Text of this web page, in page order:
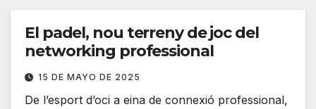
El padel, nou terreny de joc del
networking professional
15 DE MAYO DE 2025
De l’esport d’oci a eina de connexió professional,